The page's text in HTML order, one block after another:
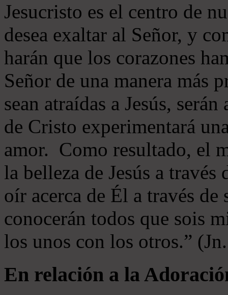
Jesucristo es el centro de
desea exaltar al Señor, y
harán que los corazones
Señor de una manera más
sean atraídas a Jesús,
de Cristo experimentará
amor. Como resultado, el
la belleza de Jesús a
oír acerca de Él a través
conocerán todos que sois
los unos con los otros.”
En relación a la